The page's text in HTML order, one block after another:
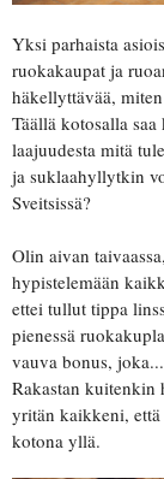
Yksi parhaista
ruokakaupat ja
häkellyttävää,
Täällä kotosalla
laajuudesta mitä
ja suklaahyllytkin
Sveitsissä?
Olin aivan
hypistelemään
ettei tullut tippa
pienessä
vauva bonus,
Rakastan kuitenkin
yritän kaikkeni,
kotona yllä.